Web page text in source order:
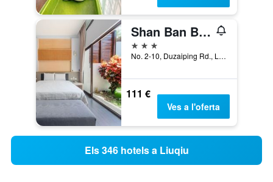
Shan Ban Bay Inn
3 estrelles
No. 2-10, Duzaiping Rd., Liuqiu, Taiwan
111 €
Ves a l'oferta
Els 346 hotels a Liuqiu